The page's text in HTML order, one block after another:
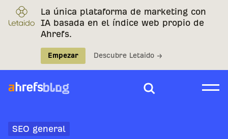
La única plataforma de marketing con
IA basada en el índice web propio de
Ahrefs.
Empezar Descubre Letaido →
SEO general